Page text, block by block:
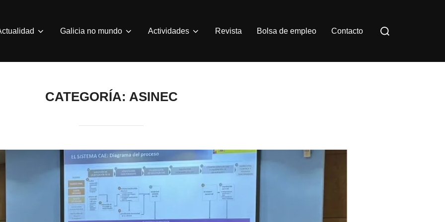
Galicia no mundo Actividades Revista Bolsa de empleo Contacto
Buscar:
CATEGORÍA: ASINEC